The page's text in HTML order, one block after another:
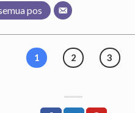
pos
1 2 3